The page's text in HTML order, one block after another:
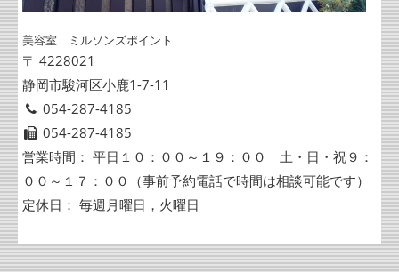
美容室 ミルソンズポイント
〒 4228021
静岡市駿河区小鹿1-7-11
054-287-4185
054-287-4185
営業時間： 平日１０：００～１９：００ 土・日・祝９：
００～１７：００（事前予約電話で時間は相談可能です）
定休日： 毎週月曜日，火曜日